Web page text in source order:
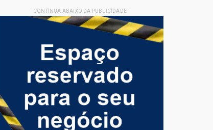
- CONTINUA ABAIXO DA PUBLICIDADE -